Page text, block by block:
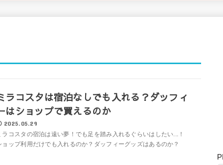
ラコスタは宿泊なしでも入れる？ダッフィ
はショップで買えるのか
2025.05.29
ラコスタの宿泊は遠い夢！でも足を踏み入れるぐらいはしたい...！
ョップ利用だけでも入れるのか？ダッフィーグッズはあるのか？